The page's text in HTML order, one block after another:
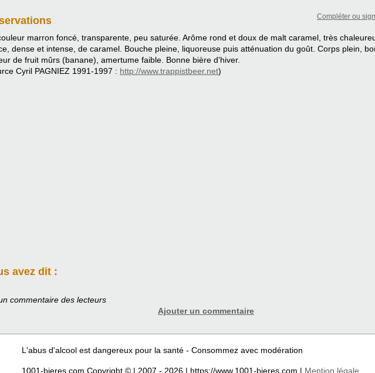
Compléter ou
marron foncé, transparente, peu saturée. Arôme rond et doux de malt caramel, très
dense et intense, de caramel. Bouche pleine, liquoreuse puis atténuation du goût. Corps plein,
de fruit mûrs (banane), amertume faible. Bonne bière d'hiver.
Cyril PAGNIEZ 1991-1997 : http://www.trappistbeer.net)
avez dit :
commentaire des lecteurs
Ajouter un commentaire
L'abus d'alcool est dangereux pour la santé - Consommez avec modération
1001-bieres.com Copyright © | 2007 - 2026 | https://www.1001-bieres.com | Mention légale